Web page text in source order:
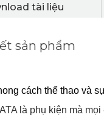
tài liệu
sản phẩm
cách thể thao và
là phụ kiện mà